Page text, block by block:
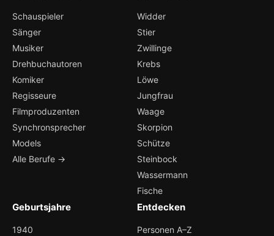
Schauspieler
Sänger
Musiker
Drehbuchautoren
Komiker
Regisseure
Filmproduzenten
Synchronsprecher
Models
Alle Berufe →
Widder
Stier
Zwillinge
Krebs
Löwe
Jungfrau
Waage
Skorpion
Schütze
Steinbock
Wassermann
Fische
Geburtsjahre
1940
Entdecken
Personen A–Z